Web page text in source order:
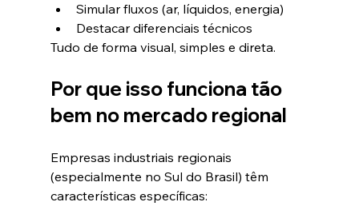
Simular fluxos (ar, líquidos, energia)
Destacar diferenciais técnicos
Tudo de forma visual, simples e direta.
Por que isso funciona tão
bem no mercado regional
Empresas industriais regionais
(especialmente no Sul do Brasil) têm
características específicas: